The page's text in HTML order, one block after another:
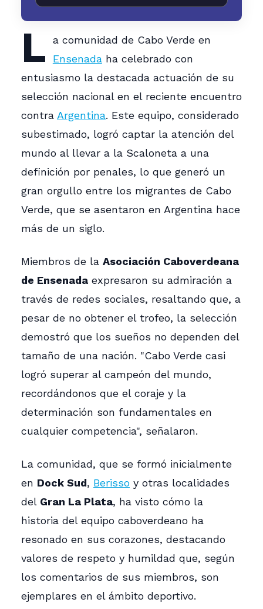
L
a comunidad de Cabo Verde en
Ensenadaha celebrado con
entusiasmo la destacada actuación de su
selección nacional en el reciente encuentro
contra Argentina. Este equipo, considerado
subestimado, logró captar la atención del
mundo al llevar a la Scaloneta a una
definición por penales, lo que generó un
gran orgullo entre los migrantes de Cabo
Verde, que se asentaron en Argentina hace
más de un siglo.
Miembros de la Asociación Caboverdeana
de Ensenada expresaron su admiración a
través de redes sociales, resaltando que, a
pesar de no obtener el trofeo, la selección
demostró que los sueños no dependen del
tamaño de una nación. "Cabo Verde casi
logró superar al campeón del mundo,
recordándonos que el coraje y la
determinación son fundamentales en
cualquier competencia", señalaron.
La comunidad, que se formó inicialmente
en Dock Sud, Berisso y otras localidades
del Gran La Plata, ha visto cómo la
historia del equipo caboverdeano ha
resonado en sus corazones, destacando
valores de respeto y humildad que, según
los comentarios de sus miembros, son
ejemplares en el ámbito deportivo.